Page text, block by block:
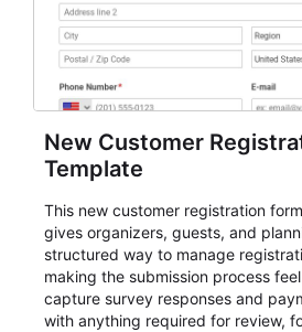
New Customer
Template
This new customer registration
gives organizers, guests, and
structured way to manage
making the submission process
capture survey responses and
with anything required for review,